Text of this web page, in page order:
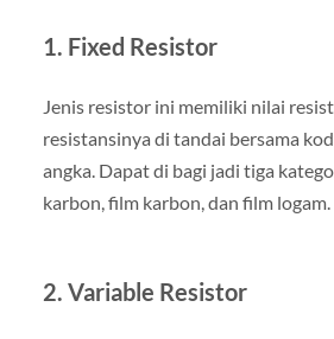
1. Fixed Resistor
Jenis resistor ini memiliki nilai
resistansinya di tandai bersama
angka. Dapat di bagi jadi tiga
karbon, film karbon, dan film logam.
2. Variable Resistor